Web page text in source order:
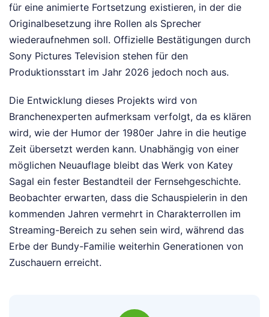
für eine animierte Fortsetzung existieren, in der die
Originalbesetzung ihre Rollen als Sprecher
wiederaufnehmen soll. Offizielle Bestätigungen durch
Sony Pictures Television stehen für den
Produktionsstart im Jahr 2026 jedoch noch aus.
Die Entwicklung dieses Projekts wird von
Branchenexperten aufmerksam verfolgt, da es klären
wird, wie der Humor der 1980er Jahre in die heutige
Zeit übersetzt werden kann. Unabhängig von einer
möglichen Neuauflage bleibt das Werk von Katey
Sagal ein fester Bestandteil der Fernsehgeschichte.
Beobachter erwarten, dass die Schauspielerin in den
kommenden Jahren vermehrt in Charakterrollen im
Streaming-Bereich zu sehen sein wird, während das
Erbe der Bundy-Familie weiterhin Generationen von
Zuschauern erreicht.